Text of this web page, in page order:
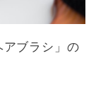
アブラシ」の